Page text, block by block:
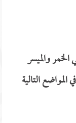
والميسر
التالية